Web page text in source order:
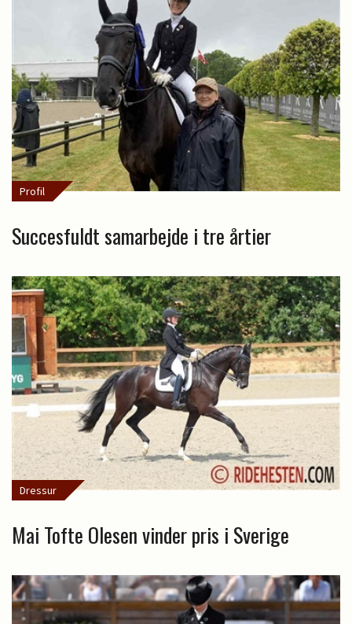
Profil
Succesfuldt samarbejde i tre årtier
Dressur
Mai Tofte Olesen vinder pris i Sverige